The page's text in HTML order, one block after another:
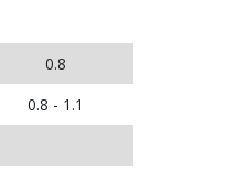
0.8
0.8 - 1.1